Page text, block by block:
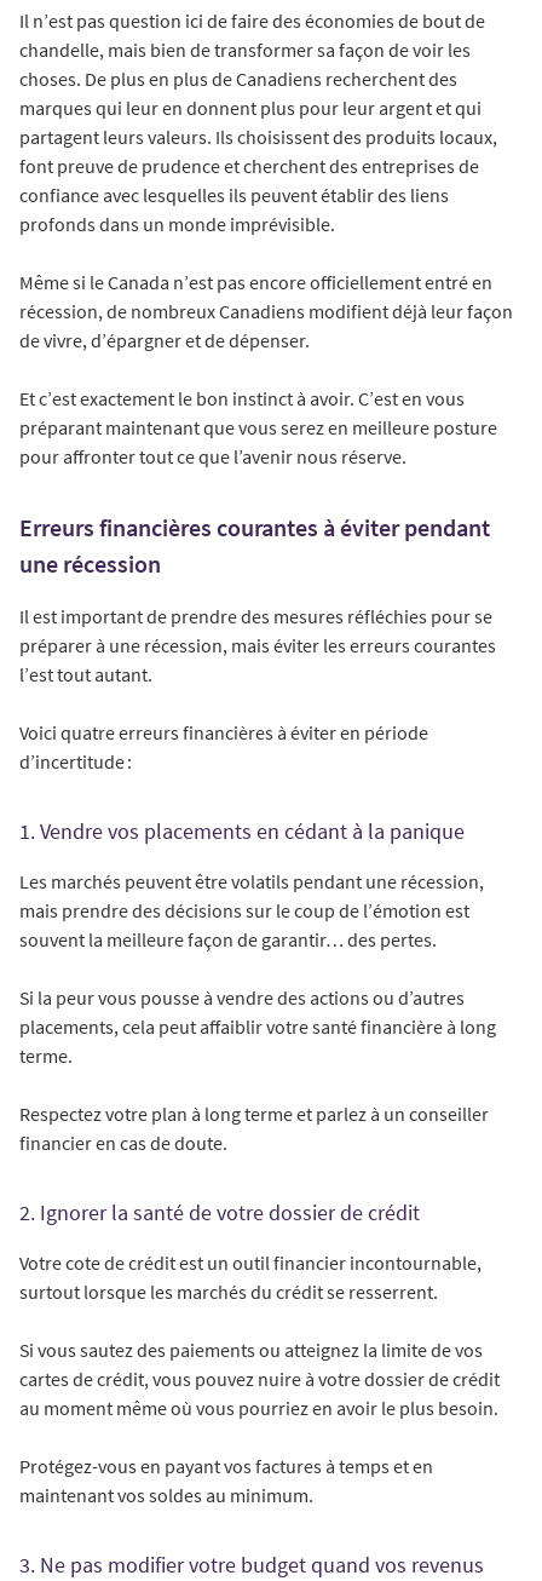
Il n’est pas question ici de faire des économies de bout de
chandelle, mais bien de transformer sa façon de voir les
choses. De plus en plus de Canadiens recherchent des
marques qui leur en donnent plus pour leur argent et qui
partagent leurs valeurs. Ils choisissent des produits locaux,
font preuve de prudence et cherchent des entreprises de
confiance avec lesquelles ils peuvent établir des liens
profonds dans un monde imprévisible.
Même si le Canada n’est pas encore officiellement entré en
récession, de nombreux Canadiens modifient déjà leur façon
de vivre, d’épargner et de dépenser.
Et c’est exactement le bon instinct à avoir. C’est en vous
préparant maintenant que vous serez en meilleure posture
pour affronter tout ce que l’avenir nous réserve.
Erreurs financières courantes à éviter pendant
une récession
Il est important de prendre des mesures réfléchies pour se
préparer à une récession, mais éviter les erreurs courantes
l’est tout autant.
Voici quatre erreurs financières à éviter en période
d’incertitude :
1. Vendre vos placements en cédant à la panique
Les marchés peuvent être volatils pendant une récession,
mais prendre des décisions sur le coup de l’émotion est
souvent la meilleure façon de garantir… des pertes.
Si la peur vous pousse à vendre des actions ou d’autres
placements, cela peut affaiblir votre santé financière à long
terme.
Respectez votre plan à long terme et parlez à un conseiller
financier en cas de doute.
2. Ignorer la santé de votre dossier de crédit
Votre cote de crédit est un outil financier incontournable,
surtout lorsque les marchés du crédit se resserrent.
Si vous sautez des paiements ou atteignez la limite de vos
cartes de crédit, vous pouvez nuire à votre dossier de crédit
au moment même où vous pourriez en avoir le plus besoin.
Protégez-vous en payant vos factures à temps et en
maintenant vos soldes au minimum.
3. Ne pas modifier votre budget quand vos revenus